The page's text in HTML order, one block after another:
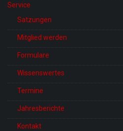
Service
Satzungen
Mitglied werden
Formulare
Wissenswertes
Termine
Jahresberichte
Kontakt